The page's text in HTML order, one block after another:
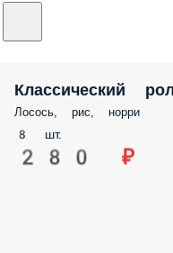
Классический
Лосось, рис, норри
8 шт.
280 ₽